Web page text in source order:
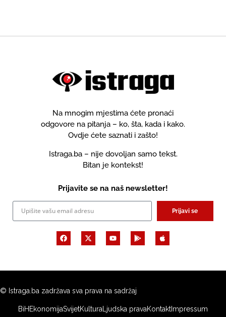
Na mnogim mjestima ćete pronaći
odgovore na pitanja – ko, šta, kada i kako.
Ovdje ćete saznati i zašto!
Istraga.ba – nije dovoljan samo tekst.
Bitan je kontekst!
Prijavite se na naš newsletter!
Prijavi se
© Istraga.ba zadržava sva prava na sadržaj
BiH EkonomijaSvijetKultura Ljudska pravaKontakt Impressum